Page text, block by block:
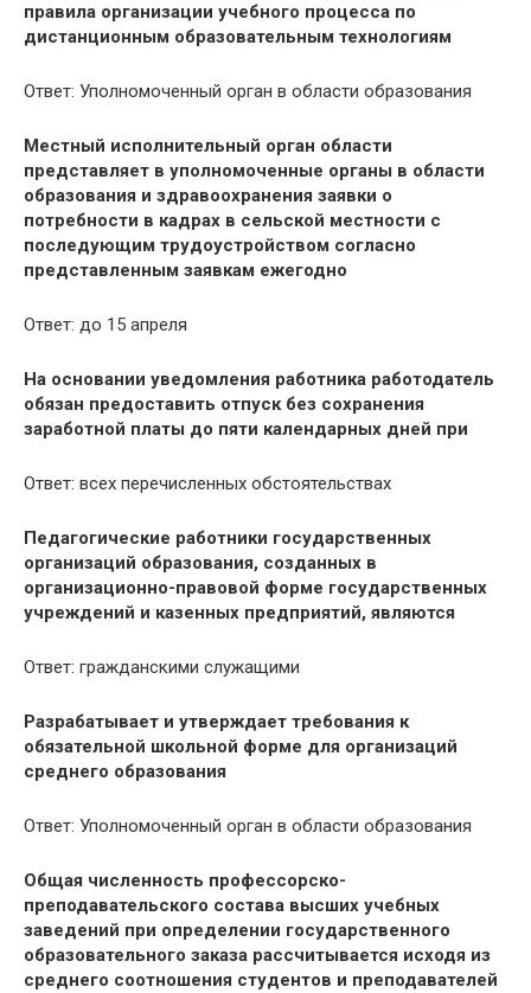
правила организации учебного процесса по
дистанционным образовательным технологиям
Ответ: Уполномоченный орган в области образования
Местный исполнительный орган области
представляет в уполномоченные органы в области
образования и здравоохранения заявки о
потребности в кадрах в сельской местности с
последующим трудоустройством согласно
представленным заявкам ежегодно
Ответ: до 15 апреля
На основании уведомления работника работодатель
обязан предоставить отпуск без сохранения
заработной платы до пяти календарных дней при
Ответ: всех перечисленных обстоятельствах
Педагогические работники государственных
организаций образования, созданных в
организационно-правовой форме государственных
учреждений и казенных предприятий, являются
Ответ: гражданскими служащими
Разрабатывает и утверждает требования к
обязательной школьной форме для организаций
среднего образования
Ответ: Уполномоченный орган в области образования
Общая численность профессорско-
преподавательского состава высших учебных
заведений при определении государственного
образовательного заказа рассчитывается исходя из
среднего соотношения студентов и преподавателей